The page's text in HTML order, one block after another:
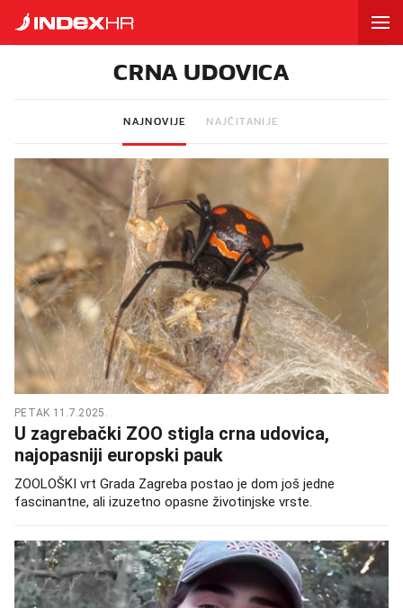
CRNA UDOVICA
NAJNOVIJE NAJČITANIJE
PETAK 11.7.2025.
U zagrebački ZOO stigla crna udovica,
najopasniji europski pauk
ZOOLOŠKI vrt Grada Zagreba postao je dom još jedne
fascinantne, ali izuzetno opasne životinjske vrste.